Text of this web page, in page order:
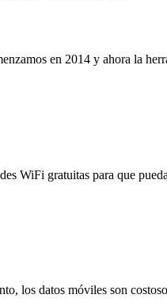
en 2014 y ahora la
WiFi gratuitas para que
los datos móviles son